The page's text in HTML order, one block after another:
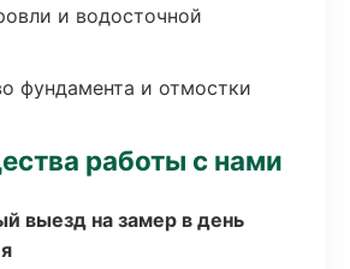
и водосточной
фундамента и отмостки
работы с нами
выезд на замер в день